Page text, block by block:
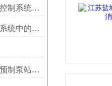
一体化预制泵站的设备控制系统和工作运行原理
地上式消防泵站在明设系统中的水力组织与运维逻辑
如何选择正确的一体化预制泵站厂家设备